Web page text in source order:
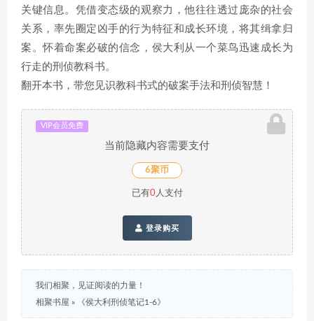
关键信息。凭借变态级的观察力，他往往透过庞杂的社会
关系，率先圈定凶手的行为特征和成长环境，将其缉拿归
案。怀着命案必破的信念，侯大利从一个菜鸟迅速成长为
行走的刑侦教科书。
翻开本书，带您见识教科书式的破案手法和刑侦智慧！
VIP会员免费
当前隐藏内容需要支付
6聚币
已有0人支付
登录购买
我们相聚，见证阅读的力量！
相聚书屋 » 《侯大利刑侦笔记1-6》